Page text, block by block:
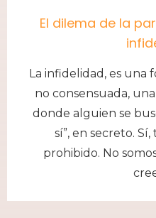
El dilema de la
La infidelidad, es una
no consensuada,
donde alguien se
sí”, en secreto.
prohibido. No